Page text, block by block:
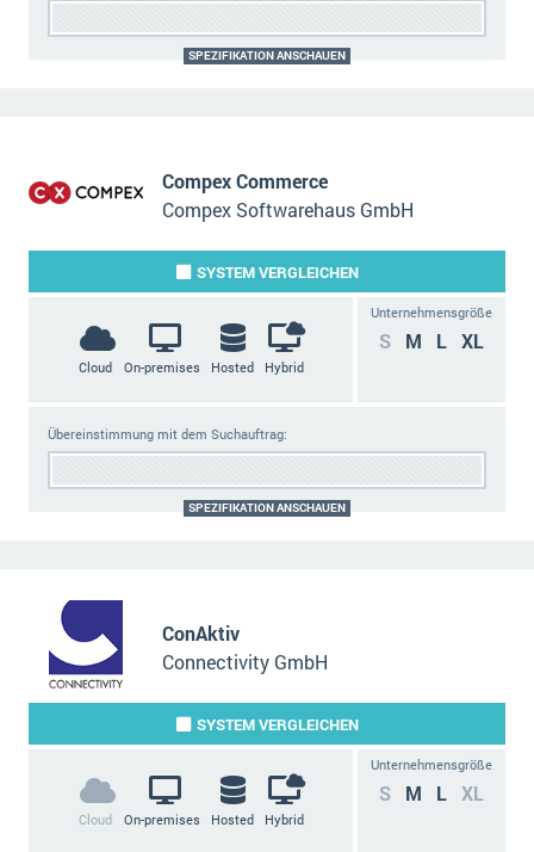
SPEZIFIKATION ANSCHAUEN
Compex Commerce
Compex Softwarehaus GmbH
SYSTEMVERGLEICHEN
Cloud On-premises Hosted Hybrid
Unternehmensgröße
S M L XL
Übereinstimmung mit dem Suchauftrag:
SPEZIFIKATION ANSCHAUEN
ConAktiv
Connectivity GmbH
SYSTEMVERGLEICHEN
Cloud On-premises Hosted Hybrid
Unternehmensgröße
S M L XL